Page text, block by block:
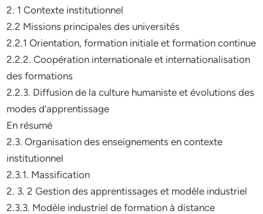
2. 1 Contexte institutionnel
2.2 Missions principales des universités
2.2.1 Orientation, formation initiale et formation continue
2.2.2. Coopération internationale et internationalisation
des formations
2.2.3. Diffusion de la culture humaniste et évolutions des
modes d’apprentissage
En résumé
2.3. Organisation des enseignements en contexte
institutionnel
2.3.1. Massification
2. 3. 2 Gestion des apprentissages et modèle industriel
2.3.3. Modèle industriel de formation à distance